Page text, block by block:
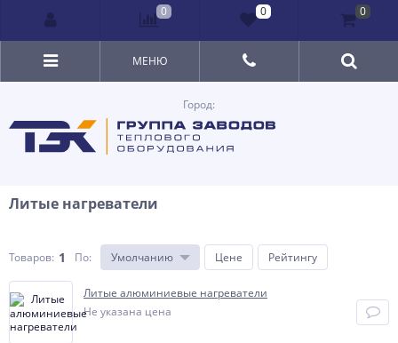
Город:
МЕНЮ
Литые нагреватели
Товаров: 1 По: Умолчанию Цене Рейтингу
Литые алюминиевые нагреватели
Не указана цена
0 0 0